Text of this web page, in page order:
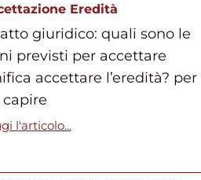
Eredità
giuridico: quali sono le
previsti per accettare
accettare l’eredità? per
capire
l'articolo...